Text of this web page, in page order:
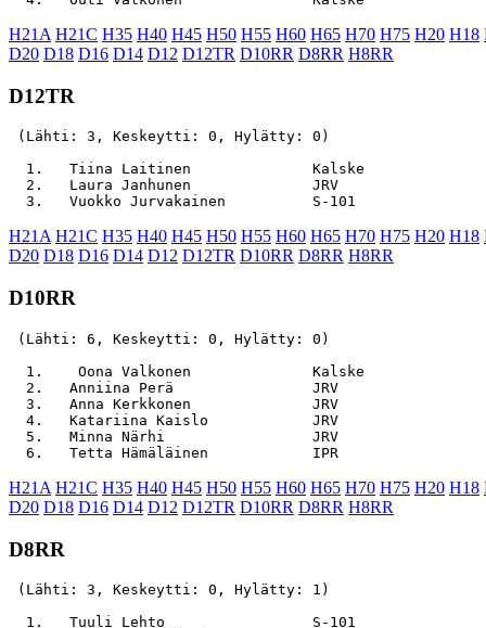
H21A H21C H35 H40 H45 H50 H55 H60 H65 H70 H75 H20 H18
D20 D18 D16 D14 D12 D12TR D10RR D8RR H8RR
D12TR
(Lähti: 3, Keskeytti: 0, Hylätty: 0)
1.   Tiina Laitinen              Kalske
2.   Laura Janhunen              JRV
H21A H21C H35 H40 H45 H50 H55 H60 H65 H70 H75 H20 H18
D20 D18 D16 D14 D12 D12TR D10RR D8RR H8RR
D10RR
(Lähti: 6, Keskeytti: 0, Hylätty: 0)
1.    Oona Valkonen              Kalske
2.   Anniina Perä                JRV
3.   Anna Kerkkonen              JRV
4.   Katariina Kaislo            JRV
5.   Minna Närhi                 JRV
H21A H21C H35 H40 H45 H50 H55 H60 H65 H70 H75 H20 H18
D20 D18 D16 D14 D12 D12TR D10RR D8RR H8RR
D8RR
(Lähti: 3, Keskeytti: 0, Hylätty: 1)
1.   Tuuli Lehto                 S-101